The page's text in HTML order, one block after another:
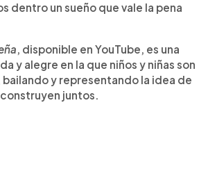
dentro un sueño que vale la pena
, disponible en YouTube, es una
y alegre en la que niños y niñas son
y representando la idea de
juntos.